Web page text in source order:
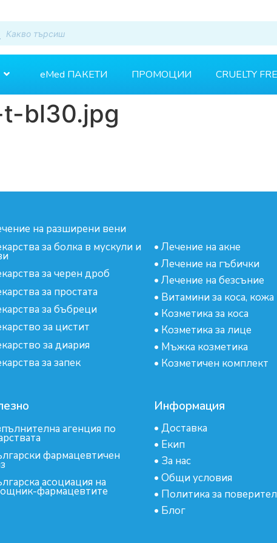
eMed ПАКЕТИ ПРОМОЦИИ CRUELTY
bl30.jpg
на разширени вени
за болка в мускули и
за черен дроб
за простата
за бъбреци
за цистит
за диария
за запек
• Лечение на акне
• Лечение на гъбички
• Лечение на безсъние
• Витамини за коса,
• Козметика за коса
• Козметика за лице
• Мъжка козметика
• Козметичен комплект
агенция по
фармацевтичен
асоциация на
фармацевтите
Информация
• Доставка
• Екип
• За нас
• Общи условия
• Политика за
• Блог